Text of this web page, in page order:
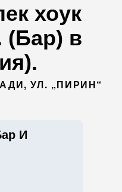
хоук
(Бар) в
УЛ. „ПИРИН“
И